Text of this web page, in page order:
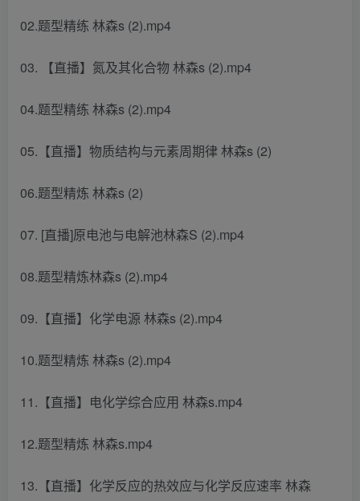
02.题型精练 林森s (2).mp4
03. 【直播】氮及其化合物 林森s (2).mp4
04.题型精练 林森s (2).mp4
05.【直播】物质结构与元素周期律 林森s (2)
06.题型精炼 林森s (2)
07. [直播]原电池与电解池林森S (2).mp4
08.题型精炼林森s (2).mp4
09.【直播】化学电源 林森s (2).mp4
10.题型精炼 林森s (2).mp4
11.【直播】电化学综合应用 林森s.mp4
12.题型精炼 林森s.mp4
13.【直播】化学反应的热效应与化学反应速率 林森